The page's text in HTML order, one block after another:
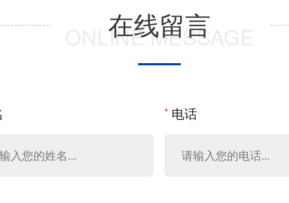
在线留言
ONLINE MESSAGE
电话